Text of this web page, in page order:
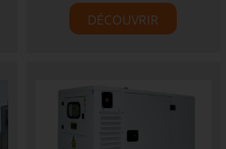
DÉCOUVRIR